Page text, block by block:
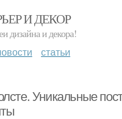
И ДЕКОР
дизайна и декора!
статьи
Уникальные